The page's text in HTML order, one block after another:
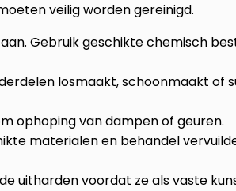
veilig worden gereinigd.
Gebruik geschikte chemisch
losmaakt, schoonmaakt of
ophoping van dampen of geuren.
materialen en behandel
uitharden voordat ze als vaste